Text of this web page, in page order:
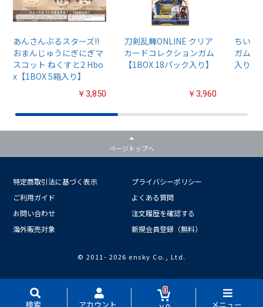
あんさんぶるスターズ!!
おまんじゅうにぎにぎマ
スコット ねくすと2 Hbo
x【1BOX 5箱入り】
￥3,850
刀剣乱舞ONLINE クリア
カードコレクションガム
【1BOX 18パック入り】
￥3,960
ちいか
ガム4
入り】
検索 アカウント
0
メニュー
ページトップへ
特定商取引法に基づく表示
プライバシーポリシー
ご利用ガイド
よくある質問
お問い合わせ
注文履歴を確認する
海外販売対象
新規会員登録（無料）
© 2011- 2026 ensky Co., Ltd.